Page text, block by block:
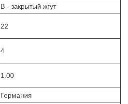
B - закрытый жгут
22
4
1.00
Германия